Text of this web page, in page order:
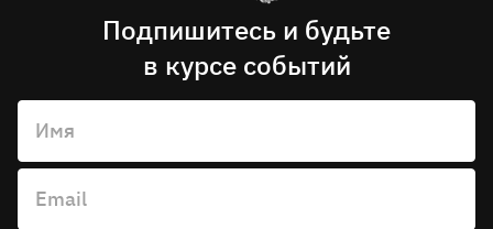
Подпишитесь и будьте
в курсе событий
Имя
Email